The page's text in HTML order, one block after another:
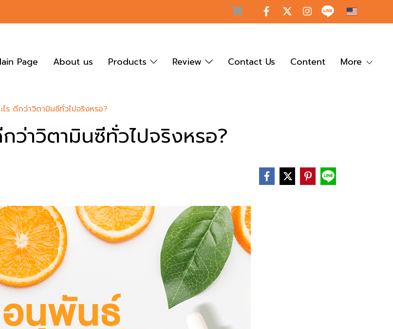
Page About us Products Review Contact Us Content More
ร ดีกว่าวิตามินซีทั่วไปจริงหรอ?
ว่าวิตามินซีทั่วไปจริงหรอ?